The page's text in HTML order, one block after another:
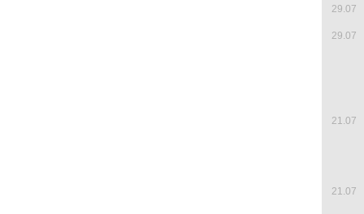
29.07
29.07
21.07
21.07